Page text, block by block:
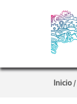
Inicio /